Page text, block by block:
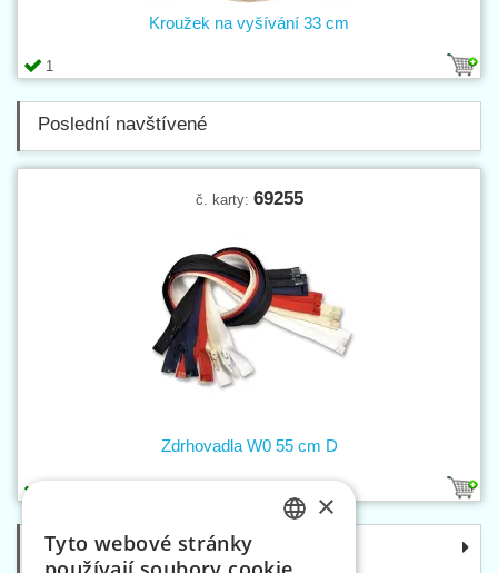
1
Kroužek na vyšívání 33 cm
Poslední navštívené
č. karty: 69255
Zdrhovadla W0 55 cm D
Kategorie
×
Tyto webové stránky